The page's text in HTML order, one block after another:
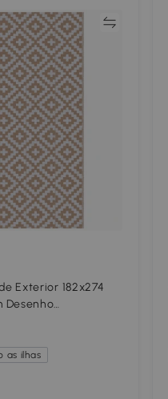
Comparar
Exterior 182x274
Desenho
e Castanho
as ilhas